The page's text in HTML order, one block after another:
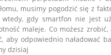
musimy pogodzić się z
wtedy, gdy smartfon nie jest
maleje. Co możesz
odpowiednio naładować
dzisiaj